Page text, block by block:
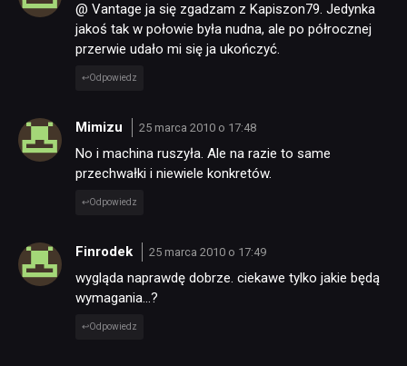
@ Vantage ja się zgadzam z Kapiszon79. Jedynka
jakoś tak w połowie była nudna, ale po półrocznej
przerwie udało mi się ja ukończyć.
Odpowiedz
Mimizu 25 marca 2010 o 17:48
No i machina ruszyła. Ale na razie to same
przechwałki i niewiele konkretów.
Odpowiedz
Finrodek 25 marca 2010 o 17:49
wygląda naprawdę dobrze. ciekawe tylko jakie będą
wymagania…?
Odpowiedz